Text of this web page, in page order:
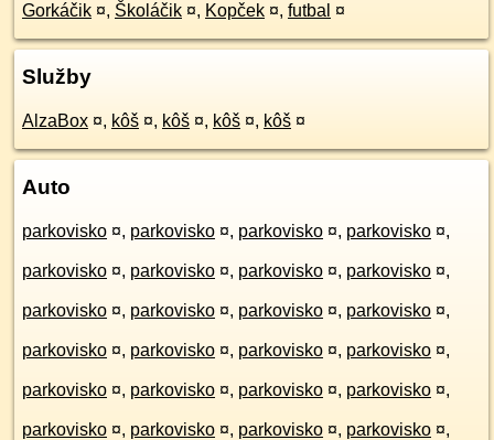
Gorkáčik ¤, Školáčik ¤, Kopček ¤, futbal ¤
Služby
AlzaBox ¤, kôš ¤, kôš ¤, kôš ¤, kôš ¤
Auto
parkovisko ¤, parkovisko ¤, parkovisko ¤, parkovisko ¤,
parkovisko ¤, parkovisko ¤, parkovisko ¤, parkovisko ¤,
parkovisko ¤, parkovisko ¤, parkovisko ¤, parkovisko ¤,
parkovisko ¤, parkovisko ¤, parkovisko ¤, parkovisko ¤,
parkovisko ¤, parkovisko ¤, parkovisko ¤, parkovisko ¤,
parkovisko ¤, parkovisko ¤, parkovisko ¤, parkovisko ¤,